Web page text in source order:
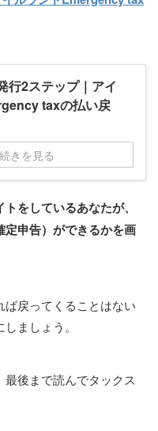
行2ステップ｜アイ
taxの払い戻
続きを見る
をしているあなたが、
定申告）ができるかを画
戻ってくることはない
ましょう。
後まで読んでタックス